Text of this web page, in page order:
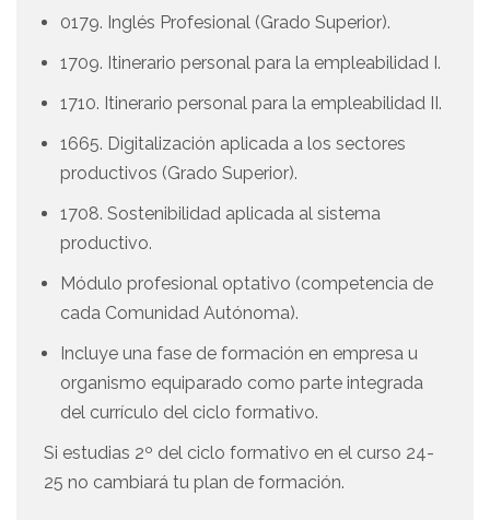
0179. Inglés Profesional (Grado Superior).
1709. Itinerario personal para la empleabilidad I.
1710. Itinerario personal para la empleabilidad II.
1665. Digitalización aplicada a los sectores
productivos (Grado Superior).
1708. Sostenibilidad aplicada al sistema
productivo.
Módulo profesional optativo (competencia de
cada Comunidad Autónoma).
Incluye una fase de formación en empresa u
organismo equiparado como parte integrada
del currículo del ciclo formativo.
Si estudias 2º del ciclo formativo en el curso 24-
25 no cambiará tu plan de formación.